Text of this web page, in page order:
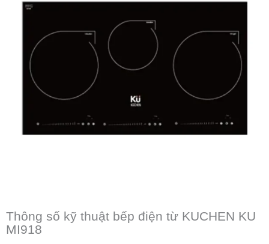
Thông số kỹ thuật bếp điện từ KUCHEN KU
MI918